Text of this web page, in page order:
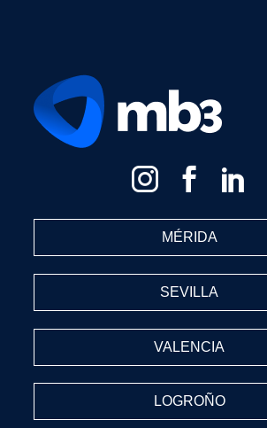
MÉRIDA
SEVILLA
VALENCIA
LOGROÑO